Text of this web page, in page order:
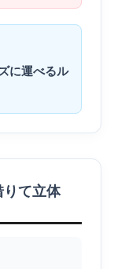
に運べるル
りて立体